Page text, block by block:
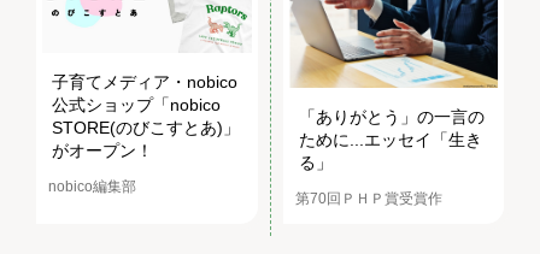
子育てメディア・nobico
公式ショップ「nobico
STORE(のびこすとあ)」
がオープン！
nobico編集部
「ありがとう」の一言の
ために...エッセイ「生き
る」
第70回ＰＨＰ賞受賞作